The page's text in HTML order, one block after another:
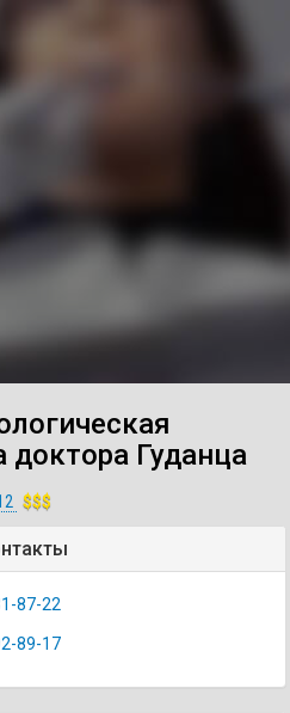
доктора Гуданца
$$$
87-22
89-17